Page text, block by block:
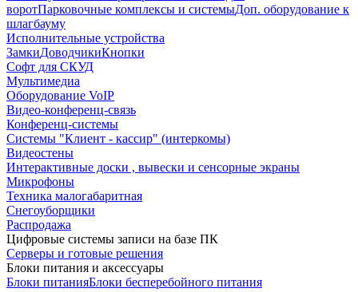
воротПарковочные комплексы и системыДоп. оборудование к
шлагбауму
Исполнительные устройства
ЗамкиДоводчикиКнопки
Софт для СКУД
Мультимедиа
Оборудование VoIP
Видео-конференц-связь
Конференц-системы
Системы "Клиент - кассир" (интеркомы)
Видеостены
Интерактивные доски , вывески и сенсорные экраны
Микрофоны
Техника малогабаритная
Снегоуборщики
Распродажа
Цифровые системы записи на базе ПК
Серверы и готовые решения
Блоки питания и аксессуары
Блоки питанияБлоки бесперебойного питания